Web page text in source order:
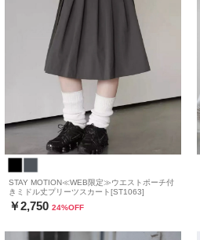
STAY MOTION≪WEB限定≫ウエストポーチ付
きミドル丈プリーツスカート[ST1063]
￥2,750 24%OFF